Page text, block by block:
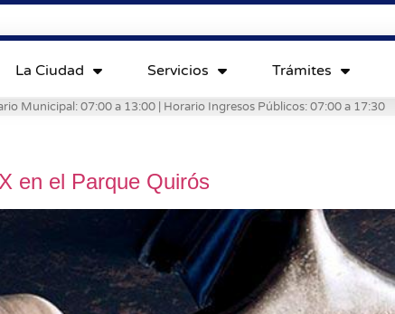
La Ciudad Servicios Trámites
Municipal: 07:00 a 13:00 | Horario Ingresos Públicos: 07:00 a 17:30
en el Parque Quirós